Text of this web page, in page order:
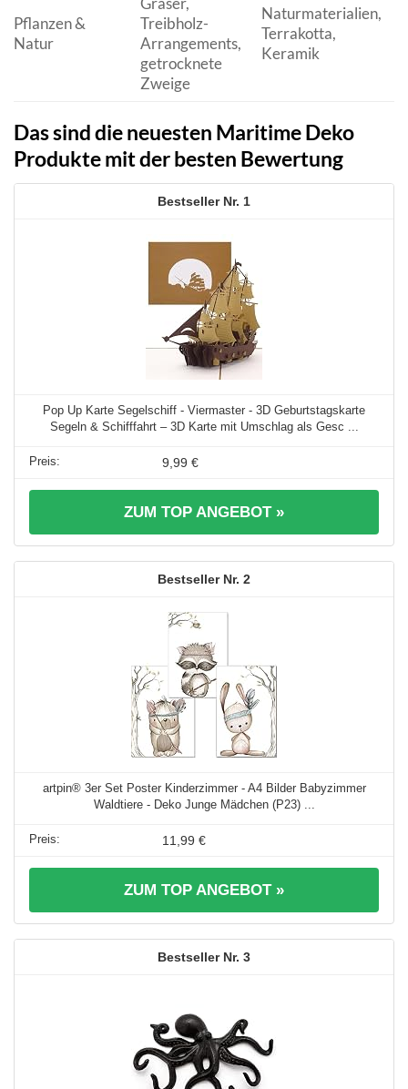
Pflanzen &
Natur
Treibholz-
Arrangements,
getrocknete
Zweige
Naturmaterialien,
Terrakotta,
Keramik
Das sind die neuesten Maritime Deko
Produkte mit der besten Bewertung
1
Pop Up Karte Segelschiff - Viermaster - 3D Geburtstagskarte
Segeln & Schifffahrt – 3D Karte mit Umschlag als Gesc ...
9,99 €
ZUM TOP ANGEBOT »
2
artpin® 3er Set Poster Kinderzimmer - A4 Bilder Babyzimmer
Waldtiere - Deko Junge Mädchen (P23) ...
11,99 €
ZUM TOP ANGEBOT »
3